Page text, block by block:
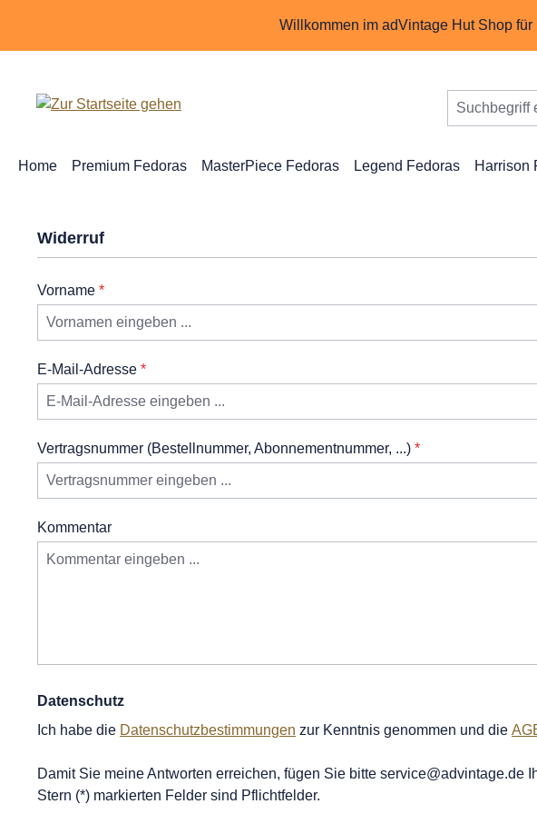
Willkommen im adVintage Hut Shop
Home Premium Fedoras MasterPiece Fedoras Legend Fedoras Harrison
Widerruf
Vorname *
E-Mail-Adresse *
Vertragsnummer (Bestellnummer, Abonnementnummer, ...) *
Kommentar
Datenschutz
Ich habe die Datenschutzbestimmungen zur Kenntnis genommen und die
Damit Sie meine Antworten erreichen, fügen Sie bitte
Stern (*) markierten Felder sind Pflichtfelder.